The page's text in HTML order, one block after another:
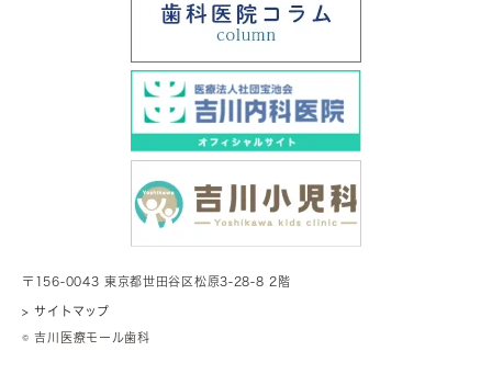
〒156-0043 東京都世田谷区松原3-28-8 2階
> サイトマップ
© 吉川医療モール歯科